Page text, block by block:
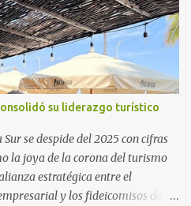
su liderazgo turístico
se despide del 2025 con cifras
la joya de la corona del turismo
estratégica entre el
y los fideicomisos de